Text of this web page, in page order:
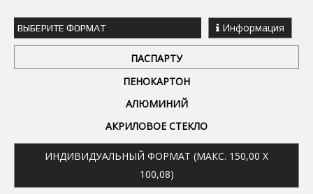
ВЫБЕРИТЕ ФОРМАТ Информация
ПАСПАРТУ
ПЕНОКАРТОН
АЛЮМИНИЙ
АКРИЛОВОЕ СТЕКЛО
ИНДИВИДУАЛЬНЫЙ ФОРМАТ (МАКС. 150,00 X
100,08)